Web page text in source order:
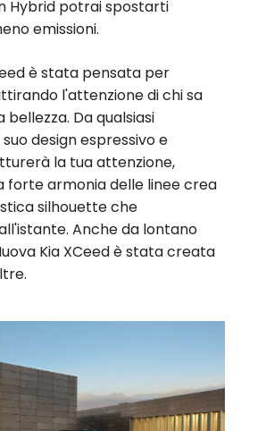
Hybrid potrai spostarti
emissioni.
è stata pensata per
l'attenzione di chi sa
Da qualsiasi
design espressivo e
la tua attenzione,
forte armonia delle linee crea
silhouette che
Anche da lontano
Kia XCeed è stata creata